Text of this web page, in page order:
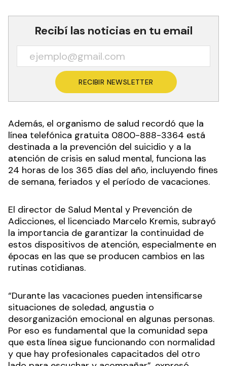
Recibí las noticias en tu email
RECIBIR NEWSLETTER
Además, el organismo de salud recordó que la
línea telefónica gratuita 0800-888-3364 está
destinada a la prevención del suicidio y a la
atención de crisis en salud mental, funciona las
24 horas de los 365 días del año, incluyendo fines
de semana, feriados y el período de vacaciones.
El director de Salud Mental y Prevención de
Adicciones, el licenciado Marcelo Kremis, subrayó
la importancia de garantizar la continuidad de
estos dispositivos de atención, especialmente en
épocas en las que se producen cambios en las
rutinas cotidianas.
“Durante las vacaciones pueden intensificarse
situaciones de soledad, angustia o
desorganización emocional en algunas personas.
Por eso es fundamental que la comunidad sepa
que esta línea sigue funcionando con normalidad
y que hay profesionales capacitados del otro